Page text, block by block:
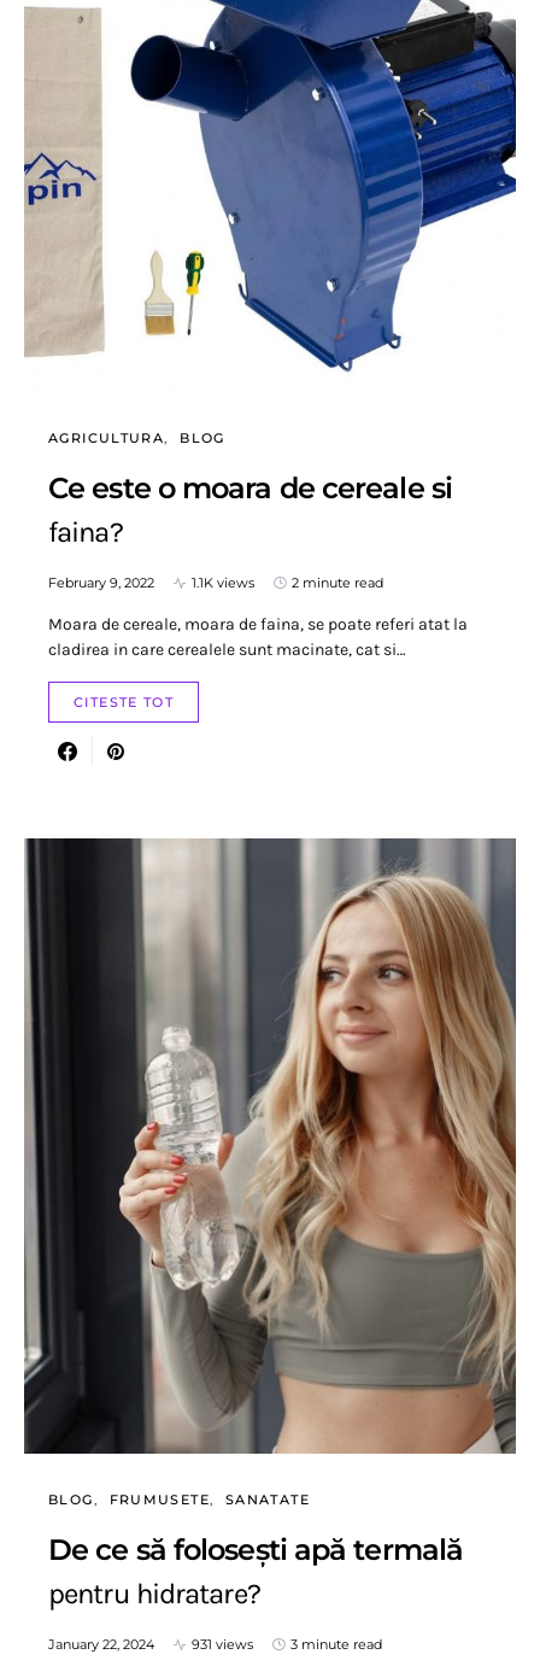
AGRICULTURA BLOG
Ce este o moara de cereale si
faina?
February 9, 2022 1.1K views 2 minute read
Moara de cereale, moara de faina, se poate referi atat la
cladirea in care cerealele sunt macinate, cat si…
CITESTE TOT
BLOG FRUMUSETE SANATATE
De ce să folosești apă termală
pentru hidratare?
January 22, 2024 931 views 3 minute read